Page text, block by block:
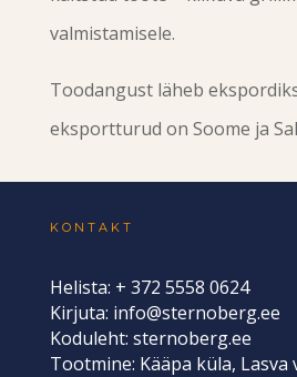
valmistamisele.
Toodangust läheb
eksportturud on Soome ja
KONTAKT
Helista: + 372 5558 0624
Kirjuta: info@sternoberg.ee
Koduleht: sternoberg.ee
Tootmine: Kääpa küla, Lasva